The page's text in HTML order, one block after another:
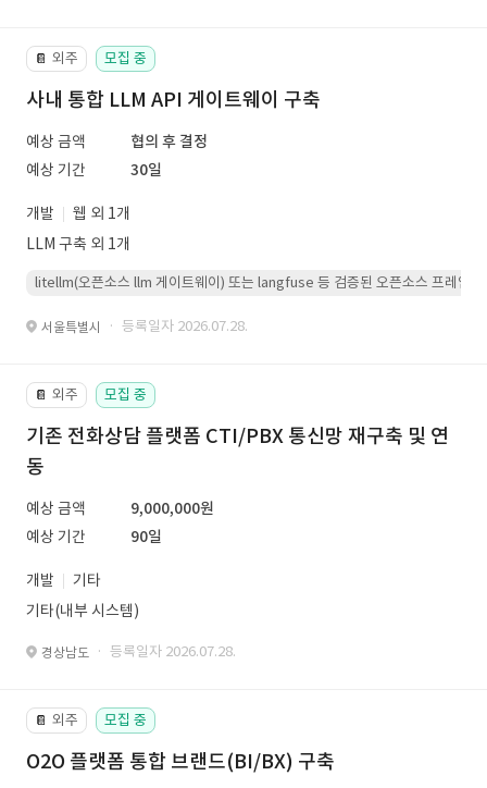
📔 외주 모집 중
사내 통합 LLM API 게이트웨이 구축
예상 금액
협의 후 결정
예상 기간
30일
개발
웹 외 1개
LLM 구축 외 1개
litellm(오픈소스 llm 게이트웨이) 또는 langfuse 등 검증된 오픈소스 프레임워
서울특별시 · 등록일자 2026.07.28.
📔 외주 모집 중
기존 전화상담 플랫폼 CTI/PBX 통신망 재구축 및 연
동
예상 금액
9,000,000원
예상 기간
90일
개발
기타
기타(내부 시스템)
경상남도 · 등록일자 2026.07.28.
📔 외주 모집 중
O2O 플랫폼 통합 브랜드(BI/BX) 구축